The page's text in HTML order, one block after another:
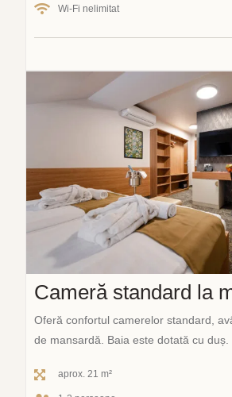
Wi-Fi nelimitat
Cameră standard la
Oferă confortul camerelor standard,
de mansardă. Baia este dotată cu duș.
aprox. 21 m²